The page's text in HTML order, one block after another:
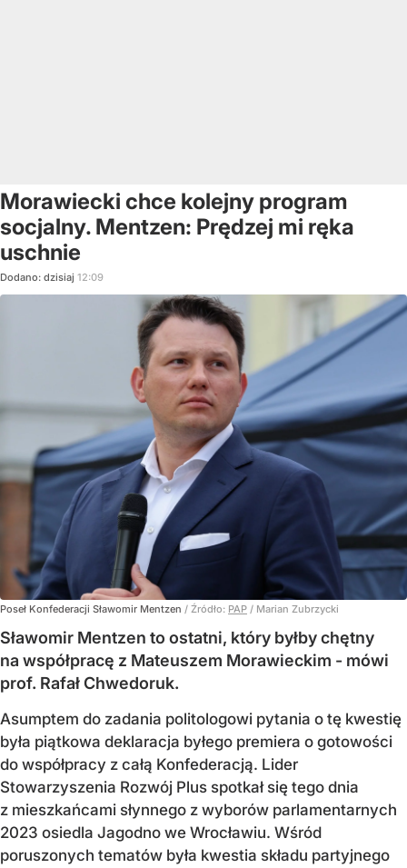
Morawiecki chce kolejny program
socjalny. Mentzen: Prędzej mi ręka
uschnie
Dodano: dzisiaj 12:09
Poseł Konfederacji Sławomir Mentzen / Źródło: PAP / Marian Zubrzycki
Sławomir Mentzen to ostatni, który byłby chętny
na współpracę z Mateuszem Morawieckim - mówi
prof. Rafał Chwedoruk.
Asumptem do zadania politologowi pytania o tę kwestię
była piątkowa deklaracja byłego premiera o gotowości
do współpracy z całą Konfederacją. Lider
Stowarzyszenia Rozwój Plus spotkał się tego dnia
z mieszkańcami słynnego z wyborów parlamentarnych
2023 osiedla Jagodno we Wrocławiu. Wśród
poruszonych tematów była kwestia składu partyjnego